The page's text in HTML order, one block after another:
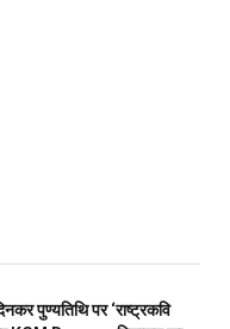
पुण्यतिथि पर ‘राष्ट्रकवि